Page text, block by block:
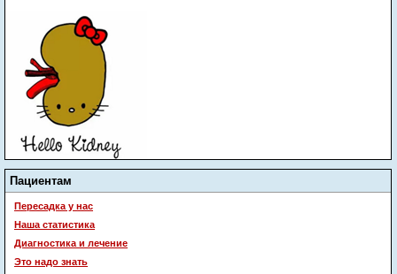
Пациентам
Пересадка у нас
Наша статистика
Диагностика и лечение
Это надо знать